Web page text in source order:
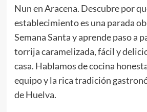
Nun en Aracena. Descubre por
establecimiento es una parada
Semana Santa y aprende paso a
torrija caramelizada, fácil y
casa. Hablamos de cocina
equipo y la rica tradición
de Huelva.